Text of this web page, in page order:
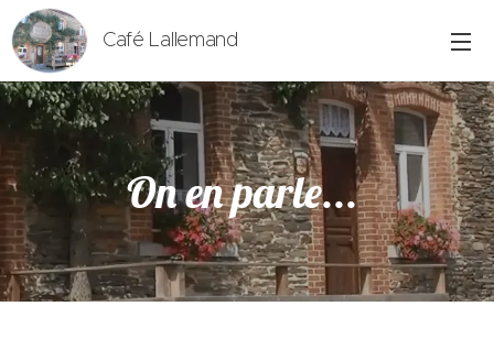
Café Lallemand
On en parle...